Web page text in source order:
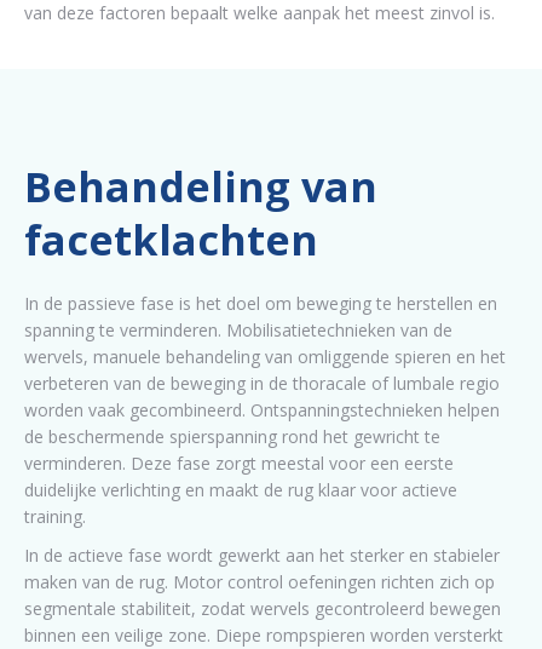
van deze factoren bepaalt welke aanpak het meest zinvol is.
Behandeling van
facetklachten
In de passieve fase is het doel om beweging te herstellen en
spanning te verminderen. Mobilisatietechnieken van de
wervels, manuele behandeling van omliggende spieren en het
verbeteren van de beweging in de thoracale of lumbale regio
worden vaak gecombineerd. Ontspanningstechnieken helpen
de beschermende spierspanning rond het gewricht te
verminderen. Deze fase zorgt meestal voor een eerste
duidelijke verlichting en maakt de rug klaar voor actieve
training.
In de actieve fase wordt gewerkt aan het sterker en stabieler
maken van de rug. Motor control oefeningen richten zich op
segmentale stabiliteit, zodat wervels gecontroleerd bewegen
binnen een veilige zone. Diepe rompspieren worden versterkt